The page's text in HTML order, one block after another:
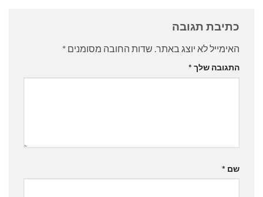
כתיבת תגובה
האימייל לא יוצג באתר. שדות החובה מסומנים *
התגובה שלך *
שם *